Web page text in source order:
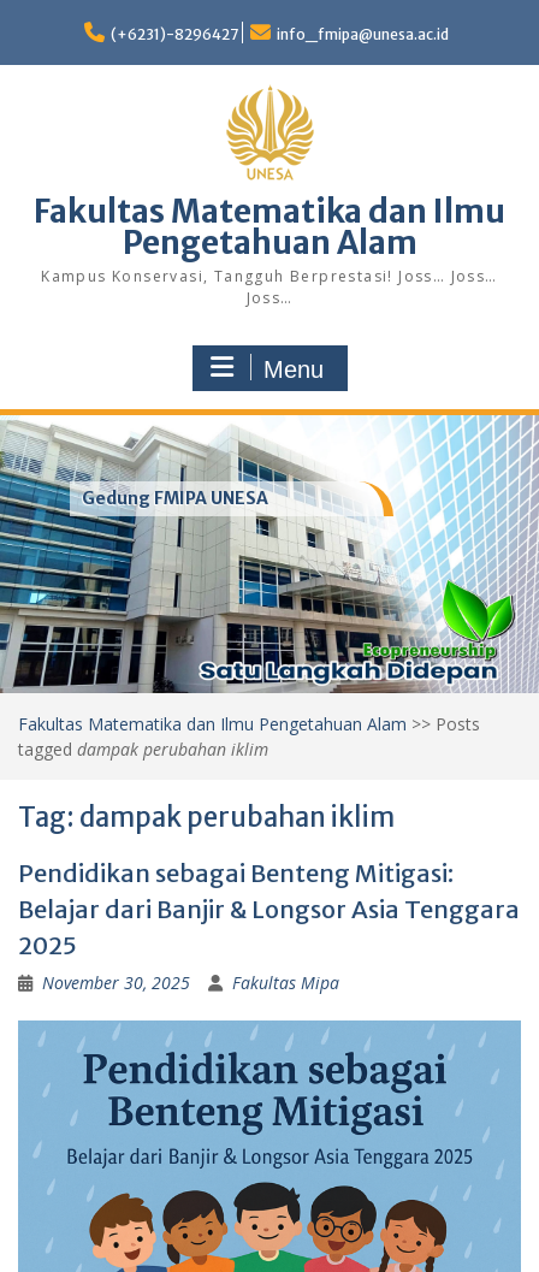
content
(+6231)-8296427 info_fmipa@unesa.ac.id
Fakultas Matematika dan Ilmu
Pengetahuan Alam
Kampus Konservasi, Tangguh Berprestasi! Joss… Joss…
Joss…
Menu
Gedung FMIPA UNESA
Fakultas Matematika dan Ilmu Pengetahuan Alam >> Posts
tagged dampak perubahan iklim
Tag: dampak perubahan iklim
Pendidikan sebagai Benteng Mitigasi:
Belajar dari Banjir & Longsor Asia Tenggara
2025
November 30, 2025 Fakultas Mipa